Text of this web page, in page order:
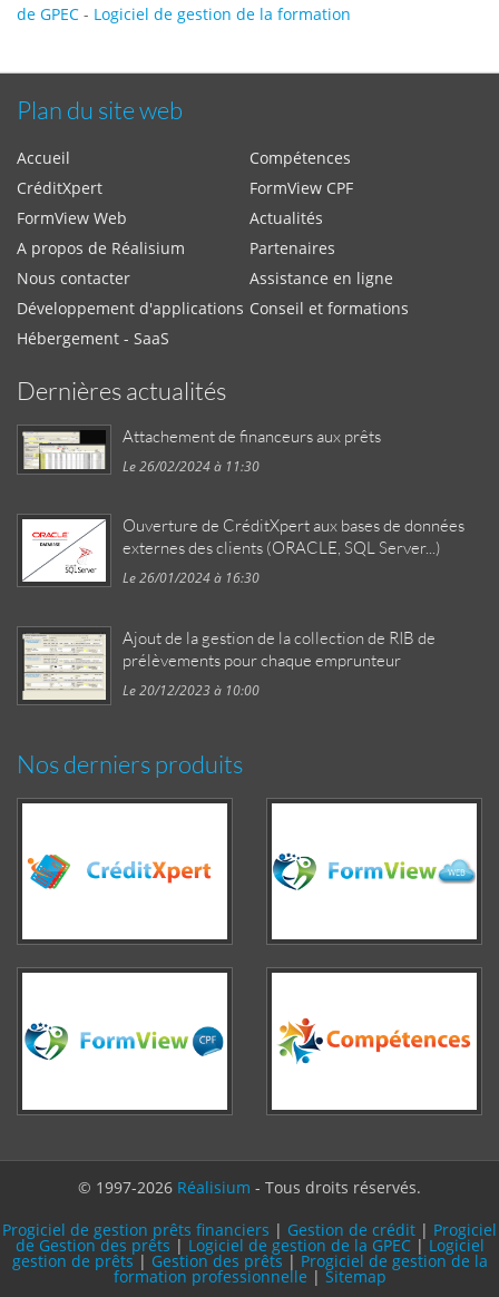
de GPEC - Logiciel de gestion de la formation
Plan du site web
Accueil
Compétences
CréditXpert
FormView CPF
FormView Web
Actualités
A propos de Réalisium
Partenaires
Nous contacter
Assistance en ligne
Développement d'applications Conseil et formations
Hébergement - SaaS
Dernières actualités
Attachement de financeurs aux prêts
Le 26/02/2024 à 11:30
Ouverture de CréditXpert aux bases de données
externes des clients (ORACLE, SQL Server...)
Le 26/01/2024 à 16:30
Ajout de la gestion de la collection de RIB de
prélèvements pour chaque emprunteur
Le 20/12/2023 à 10:00
Nos derniers produits
© 1997-2026 Réalisium - Tous droits réservés.
Progiciel de gestion prêts financiers | Gestion de crédit | Progiciel
de Gestion des prêts | Logiciel de gestion de la GPEC| Logiciel
gestion de prêts | Gestion des prêts | Progiciel de gestion de la
formation professionnelle | Sitemap